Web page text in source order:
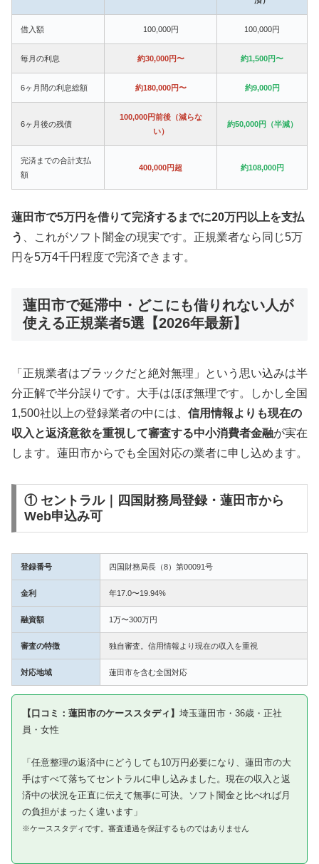
借入額 100,000円 100,000円
毎月の利息 約30,000円〜 約1,500円〜
6ヶ月間の利息総額 約180,000円〜 約9,000円
6ヶ月後の残債
100,000円前後（減らな
い）
約50,000円（半減）
完済までの合計支払
額
400,000円超 約108,000円
蓮田市で5万円を借りて完済するまでに20万円以上を支払
う
、これがソフト闇金の現実です。正規業者なら同じ5万
円を5万4千円程度で完済できます。
蓮田市で延滞中・どこにも借りれない人が
使える正規業者5選【2026年最新】
「正規業者はブラックだと絶対無理」という思い込みは半
分正解で半分誤りです。大手はほぼ無理です。しかし全国
1,500社以上の登録業者の中には、 信用情報よりも現在の
収入と返済意欲を重視して審査する中小消費者金融が実在
します。蓮田市からでも全国対応の業者に申し込めます。
① セントラル｜四国財務局登録・蓮田市から
Web申込み可
登録番号 四国財務局長（8）第00091号
金利 年17.0〜19.94%
融資額 1万〜300万円
審査の特徴 独自審査。信用情報より現在の収入を重視
対応地域 蓮田市を含む全国対応
【口コミ：蓮田市のケーススタディ】 埼玉蓮田市・36歳・正社
員・女性
「任意整理の返済中にどうしても10万円必要になり、蓮田市の大
手はすべて落ちてセントラルに申し込みました。現在の収入と返
済中の状況を正直に伝えて無事に可決。ソフト闇金と比べれば月
の負担がまったく違います」
※ケーススタディです。審査通過を保証するものではありません